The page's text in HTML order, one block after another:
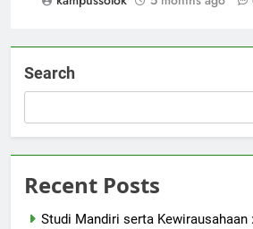
Search
Recent Posts
Studi Mandiri serta